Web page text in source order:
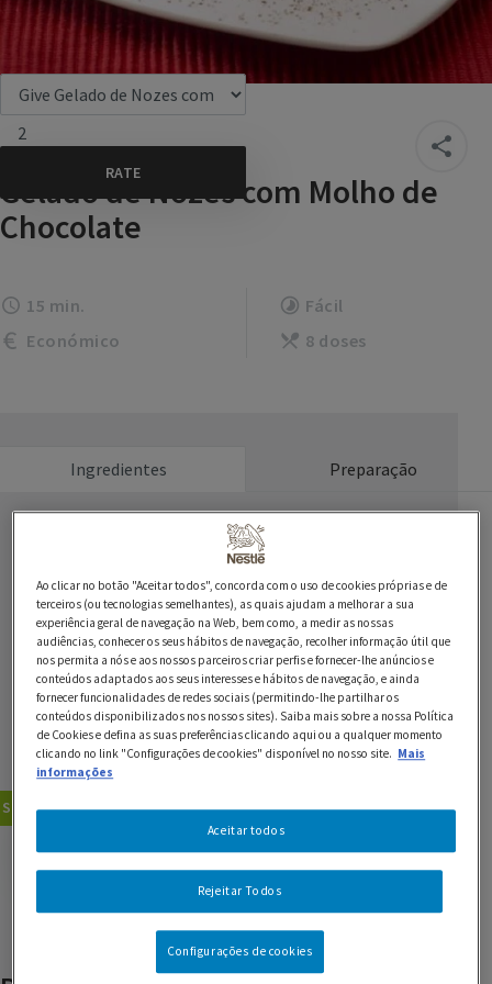
2
Gelado de Nozes com Molho de
Chocolate
15 min.
Fácil
Económico
8 doses
Ingredientes Preparação
1 lata de Leite Condensado Tradicional NESTLÉ
500 ml de Natas LONGA VIDA
100 g de nozes picadas
180 g de pepitas de chocolate preto NESTLÉ
1 dl de leite
Sobremesas Gelados
Ao clicar no botão "Aceitar todos", concorda com o uso de cookies próprias e de
terceiros (ou tecnologias semelhantes), as quais ajudam a melhorar a sua
experiência geral de navegação na Web, bem como, a medir as nossas
audiências, conhecer os seus hábitos de navegação, recolher informação útil que
nos permita a nós e aos nossos parceiros criar perfis e fornecer-lhe anúncios e
conteúdos adaptados aos seus interesses e hábitos de navegação, e ainda
fornecer funcionalidades de redes sociais (permitindo-lhe partilhar os
conteúdos disponibilizados nos nossos sites). Saiba mais sobre a nossa Política
de Cookies e defina as suas preferências clicando aqui ou a qualquer momento
clicando no link "Configurações de cookies" disponível no nosso site. Mais
informações
Rejeitar Todos
Aceitar todos
Configurações de cookies